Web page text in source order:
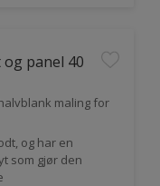
panel 40
maling for
og har en
som gjør den